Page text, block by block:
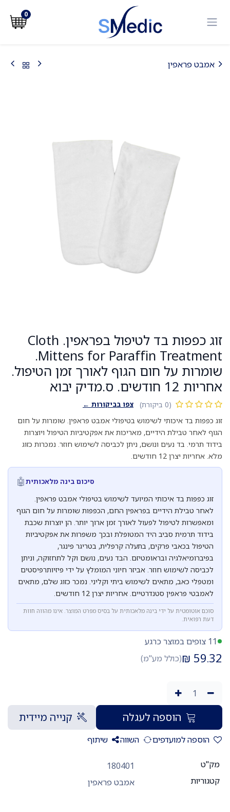
0
אמבט פראפין
זוג כפפות בד לטיפול בפראפין. Cloth
Mittens for Paraffin Treatment.
שומרות על חום הגוף לאורך זמן הטיפול.
אחריות 12 חודשים. ס.מדיק יבוא
(0 ביקורת) צפו בביקורות ←
זוג כפפות בד איכותי לשימוש בטיפולי אמבט פראפין. שומרות על חום
הגוף לאחר טבילת הידיים, מאריכות את אפקטיביות הטיפול ויוצרות
בידוד תרמי. בד נעים ונושם, ניתן לכביסה לשימוש חוזר. נמכרות כזוג
מלא. אחריות יצרן 12 חודשים.
סיכום בינה מלאכותית🤖
זוג כפפות בד איכותי המיועד לשימוש בטיפולי אמבט פראפין.
לאחר טבילת הידיים בפראפין החם, הכפפות שומרות על חום הגוף
ומאפשרות לטיפול לפעול לאורך זמן ארוך יותר. הן יוצרות שכבת
בידוד תרמית סביב היד המטופלת ובכך משפרות את אפקטיביות
הטיפול בכאבי פרקים, בתעלה קרפלית, בטריגר פינגר,
בפיברומיאלגיה ובראומטיזם. הבד נעים, נושם וקל לתחזוקה, וניתן
לכביסה לשימוש חוזר. אביזר חיוני המומלץ על ידי פיזיותרפיסטים
ומטפלי כאב, מתאים לשימוש ביתי וקליני. נמכר כזוג שלם, מתאים
לאמבטי פראפין סטנדרטיים. אחריות יצרן 12 חודשים.
סוכם אוטומטית על ידי בינה מלאכותית על בסיס מפרט המוצר. אינו מהווה חוות
דעת רפואית.
11 צופים במוצר כרגע
59.32
₪(כולל מע"מ)
הוספה לעגלה קנייה מיידית
הוספה למועדפים השווה שיתוף
מק"ט
180401
קטגוריות
אמבט פראפין